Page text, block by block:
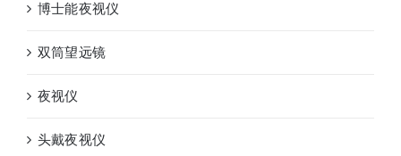
博士能夜视仪
双筒望远镜
夜视仪
头戴夜视仪